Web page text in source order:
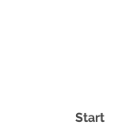
Start